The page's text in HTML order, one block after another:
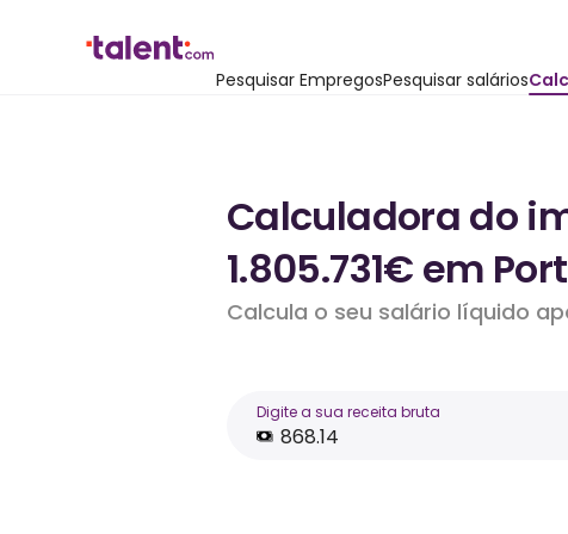
Pesquisar EmpregosPesquisar salários
Calculadora do
1.805.731€ em
Calcula o seu salário líquido
Digite a sua receita bruta